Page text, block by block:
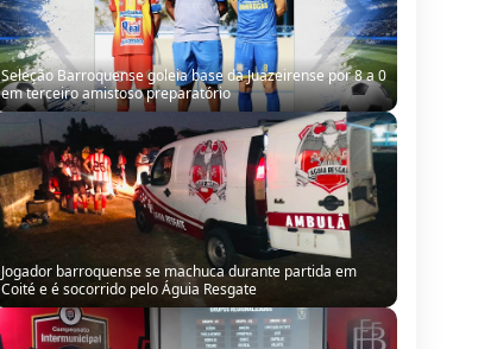
Seleção Barroquense goleia base da Juazeirense por 8 a 0
em terceiro amistoso preparatório
Jogador barroquense se machuca durante partida em
Coité e é socorrido pelo Águia Resgate